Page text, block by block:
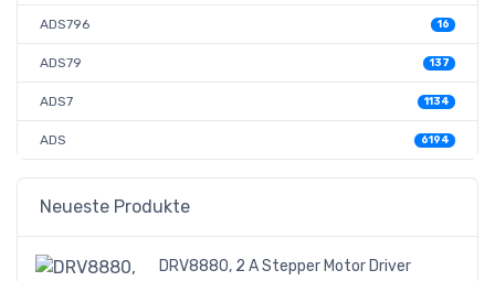
ADS796 16
ADS79 137
ADS7 1134
ADS 6194
Neueste Produkte
DRV8880, 2 A Stepper Motor Driver